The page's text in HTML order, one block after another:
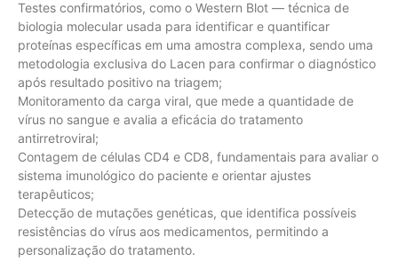
Testes confirmatórios, como o Western Blot — técnica de
biologia molecular usada para identificar e quantificar
proteínas específicas em uma amostra complexa, sendo uma
metodologia exclusiva do Lacen para confirmar o diagnóstico
após resultado positivo na triagem;
Monitoramento da carga viral, que mede a quantidade de
vírus no sangue e avalia a eficácia do tratamento
antirretroviral;
Contagem de células CD4 e CD8, fundamentais para avaliar o
sistema imunológico do paciente e orientar ajustes
terapêuticos;
Detecção de mutações genéticas, que identifica possíveis
resistências do vírus aos medicamentos, permitindo a
personalização do tratamento.